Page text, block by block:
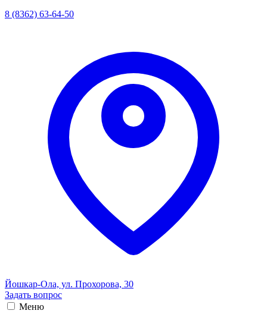
8 (8362) 63-64-50
Йошкар-Ола, ул. Прохорова, 30
Задать вопрос
Меню